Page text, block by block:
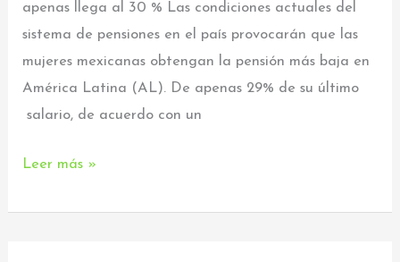
apenas llega al 30 % Las condiciones actuales del
sistema de pensiones en el país provocarán que las
mujeres mexicanas obtengan la pensión más baja en
América Latina (AL). De apenas 29% de su último
salario, de acuerdo con un
Leer más »